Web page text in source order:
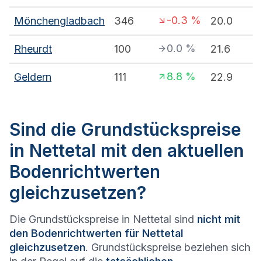
Mönchengladbach 346 -0.3 % 20.0
Rheurdt 100 0.0 % 21.6
Geldern 111 8.8 % 22.9
Sind die Grundstückspreise
in Nettetal mit den aktuellen
Bodenrichtwerten
gleichzusetzen?
Die Grundstückspreise in Nettetal sind nicht mit
den Bodenrichtwerten für Nettetal
gleichzusetzen. Grundstückspreise beziehen sich